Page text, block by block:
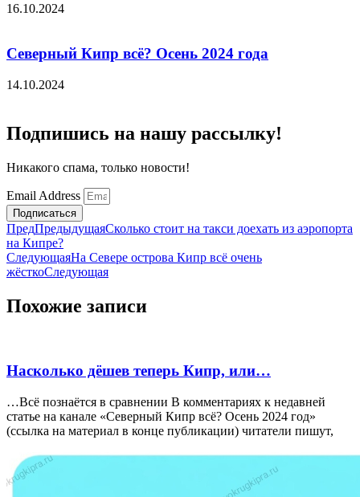
16.10.2024
Северный Кипр всё? Осень 2024 года
14.10.2024
Подпишись на нашу рассылку!
Никакого спама, только новости!
Email Address
Подписаться
ПредПредыдущаяСколько стоит на такси доехать из аэропорта
на Кипре?
СледующаяНа Севере острова Кипр всё очень
жёсткоСледующая
Похожие записи
Насколько дёшев теперь Кипр, или…
…Всё познаётся в сравнении В комментариях к недавней
статье на канале «Северный Кипр всё? Осень 2024 год»
(ссылка на материал в конце публикации) читатели пишут,